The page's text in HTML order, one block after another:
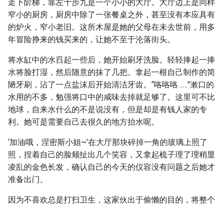
走下阶梯，靠左十步九是一个小小的大厅。大厅边上是同样
窄小的厨房，厨房中除了一张餐桌之外，甚至没有本应具有
的炉火，窄小老旧。这所木屋是她的父母在未去世前，用多
年冒险挣来的钱买来的，让她不至于沦落街头。
将水缸中的水舀起一些后，她开始刷牙洗脸。轻轻捧起一捧
水将脸打湿，然后随意的抹了几把。拿起一根自己制作的简
陋牙刷，沾了一点盐沫后开始清洁牙齿。“咯咯咯……”漱口的
水用的不多，勉强将口中的咸味去掉就足够了。这里可不比
地球，自来水什么的不是说没有，但是却是有钱人家的专
利。她可是需要自己去很久的地方抬水呢。
‘加油哦，涅密斯小姐~’在大厅那块碎掉一角的玻璃上照了
照，捏着自己的脸颊扯出几个笑容，又拿起梳子理了理稍显
凌乱的金色长发，确认自己的今天的仪容没有问题之后她才
准备出门。
因为不喜欢总是打扫卫生，这家伙出于偷懒的目的，将整个